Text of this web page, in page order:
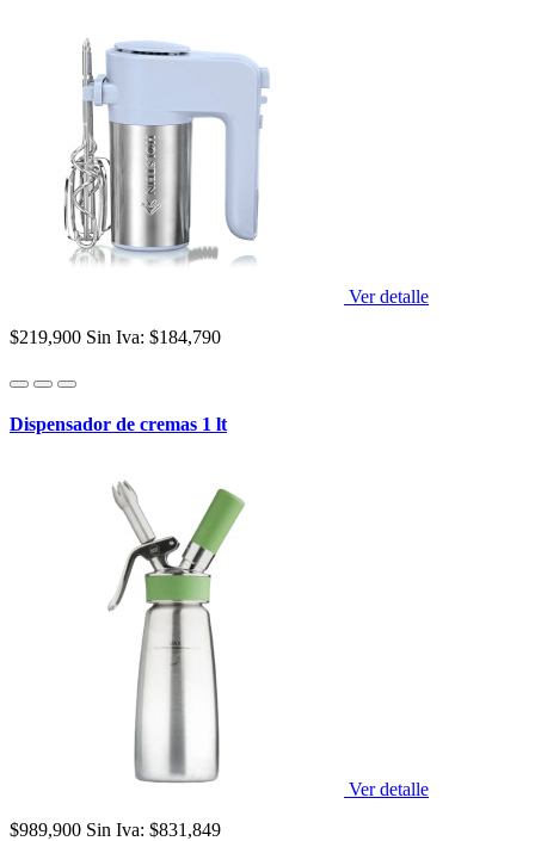
Ver detalle
$219,900 Sin Iva: $184,790
Dispensador de cremas 1 lt
Ver detalle
$989,900 Sin Iva: $831,849